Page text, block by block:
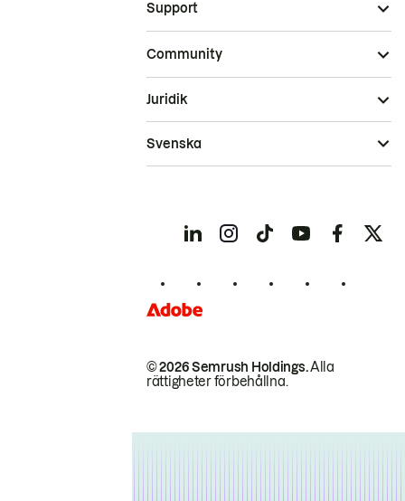
Support
Community
© 2026 Semrush Holdings.Alla
rättigheter förbehållna.
Juridik
Svenska